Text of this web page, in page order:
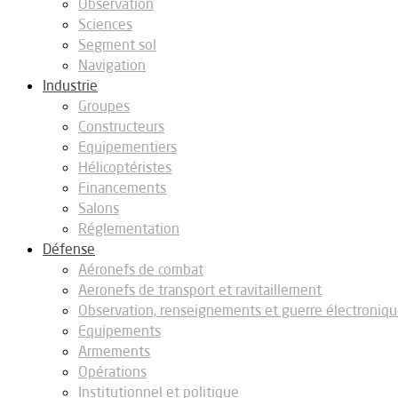
Observation
Sciences
Segment sol
Navigation
Industrie
Groupes
Constructeurs
Equipementiers
Hélicoptéristes
Financements
Salons
Réglementation
Défense
Aéronefs de combat
Aeronefs de transport et ravitaillement
Observation, renseignements et guerre
Equipements
Armements
Opérations
Institutionnel et politique